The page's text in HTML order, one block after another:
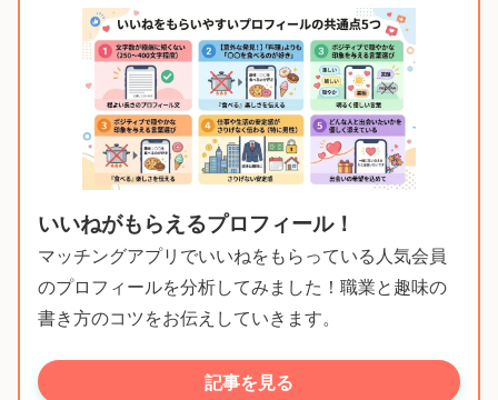
いいねがもらえるプロフィール！
マッチングアプリでいいねをもらっている人気会員
のプロフィールを分析してみました！職業と趣味の
書き方のコツをお伝えしていきます。
記事を見る